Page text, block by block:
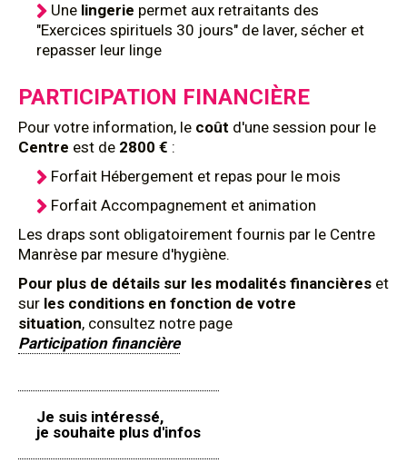
Une lingerie permet aux retraitants des
"Exercices spirituels 30 jours" de laver, sécher et
repasser leur linge
PARTICIPATION FINANCIÈRE
Pour votre information, le coût d'une session pour le
Centre est de 2800 € :
Forfait Hébergement et repas pour le mois
Forfait Accompagnement et animation
Les draps sont obligatoirement fournis par le Centre
Manrèse par mesure d'hygiène.
Pour plus de détails sur les modalités financières et
sur les conditions en fonction de votre
situation, consultez notre page
Participation financière
Je suis intéressé,
je souhaite plus d'infos